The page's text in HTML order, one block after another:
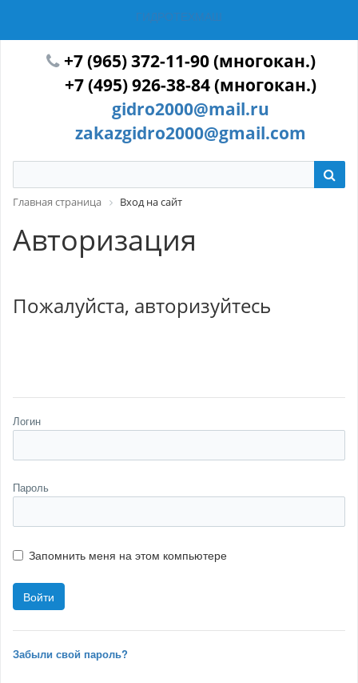
ГИДРОТЕХМАШ
+7 (965) 372-11-90 (многокан.)
+7 (495) 926-38-84 (многокан.)
gidro2000@mail.ru
zakazgidro2000@gmail.com
Главная страница Вход на сайт
Авторизация
Пожалуйста, авторизуйтесь
Логин
Пароль
Запомнить меня на этом компьютере
Забыли свой пароль?